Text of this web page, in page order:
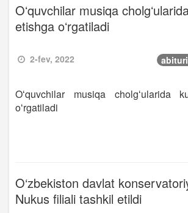
Oʻquvchilar musiqa
etishga oʻrgatiladi
2-fev, 2022
Oʻquvchilar musiqa cholgʻularida
oʻrgatiladi
O‘zbekiston davlat
Nukus filiali tashkil etildi